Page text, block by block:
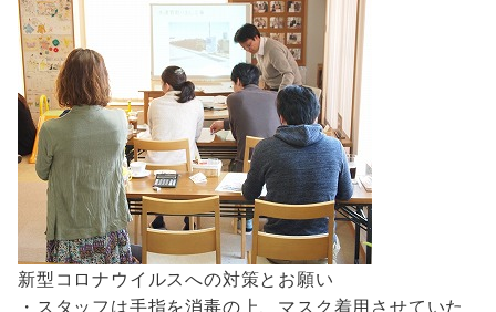
新型コロナウイルスへの対策とお願い
・スタッフは手指を消毒の上、マスク着用させていた